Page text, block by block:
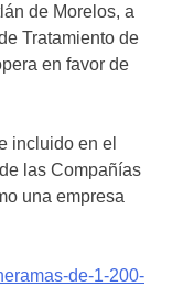
de Morelos, a
Tratamiento de
en favor de
incluido en el
las Compañías
una empresa
de-1-200-